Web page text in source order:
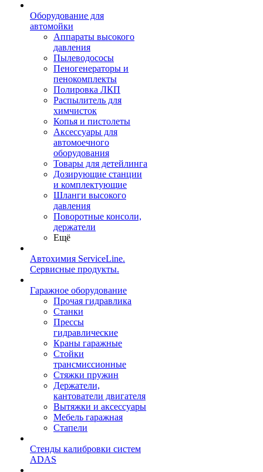
Оборудование для
автомойки
Аппараты высокого
давления
Пылеводососы
Пеногенераторы и
пенокомплекты
Полировка ЛКП
Распылитель для
химчисток
Копья и пистолеты
Аксессуары для
автомоечного
оборудования
Товары для детейлинга
Дозирующие станции
и комплектующие
Шланги высокого
давления
Поворотные консоли,
держатели
Ещё
Автохимия ServiceLine.
Сервисные продукты.
Гаражное оборудование
Прочая гидравлика
Станки
Прессы
гидравлические
Краны гаражные
Стойки
трансмиссионные
Стяжки пружин
Держатели,
кантователи двигателя
Вытяжки и аксессуары
Мебель гаражная
Стапели
Стенды калибровки систем
ADAS